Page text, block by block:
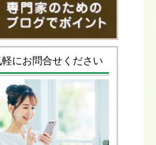
軽にお問合せください